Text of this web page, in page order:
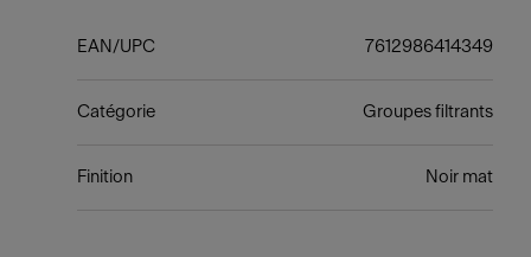
EAN/UPC 7612986414349
Catégorie Groupes filtrants
Finition Noir mat